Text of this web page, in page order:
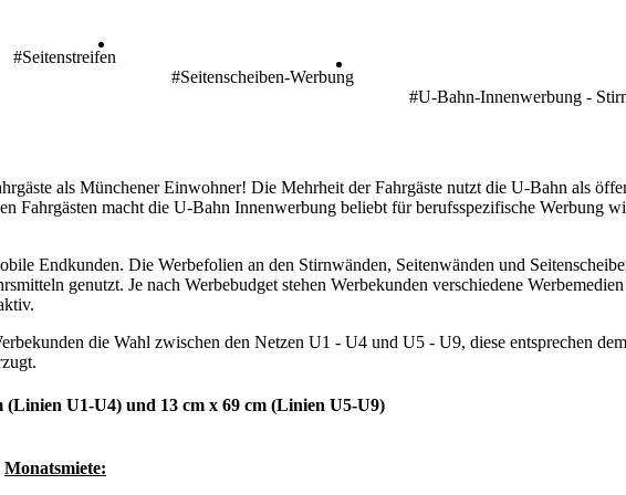
#Seitenstreifen
#Seitenscheiben-Werbung
#U-Bahn-Innenwerbung -
als Münchener Einwohner! Die Mehrheit der Fahrgäste nutzt die U-Bahn als
Fahrgästen macht die U-Bahn Innenwerbung beliebt für berufsspezifische Werbung
Endkunden. Die Werbefolien an den Stirnwänden, Seitenwänden und
genutzt. Je nach Werbebudget stehen Werbekunden verschiedene
die Wahl zwischen den Netzen U1 - U4 und U5 - U9, diese entsprechen
(Linien U1-U4) und 13 cm x 69 cm (Linien U5-U9)
Monatsmiete: